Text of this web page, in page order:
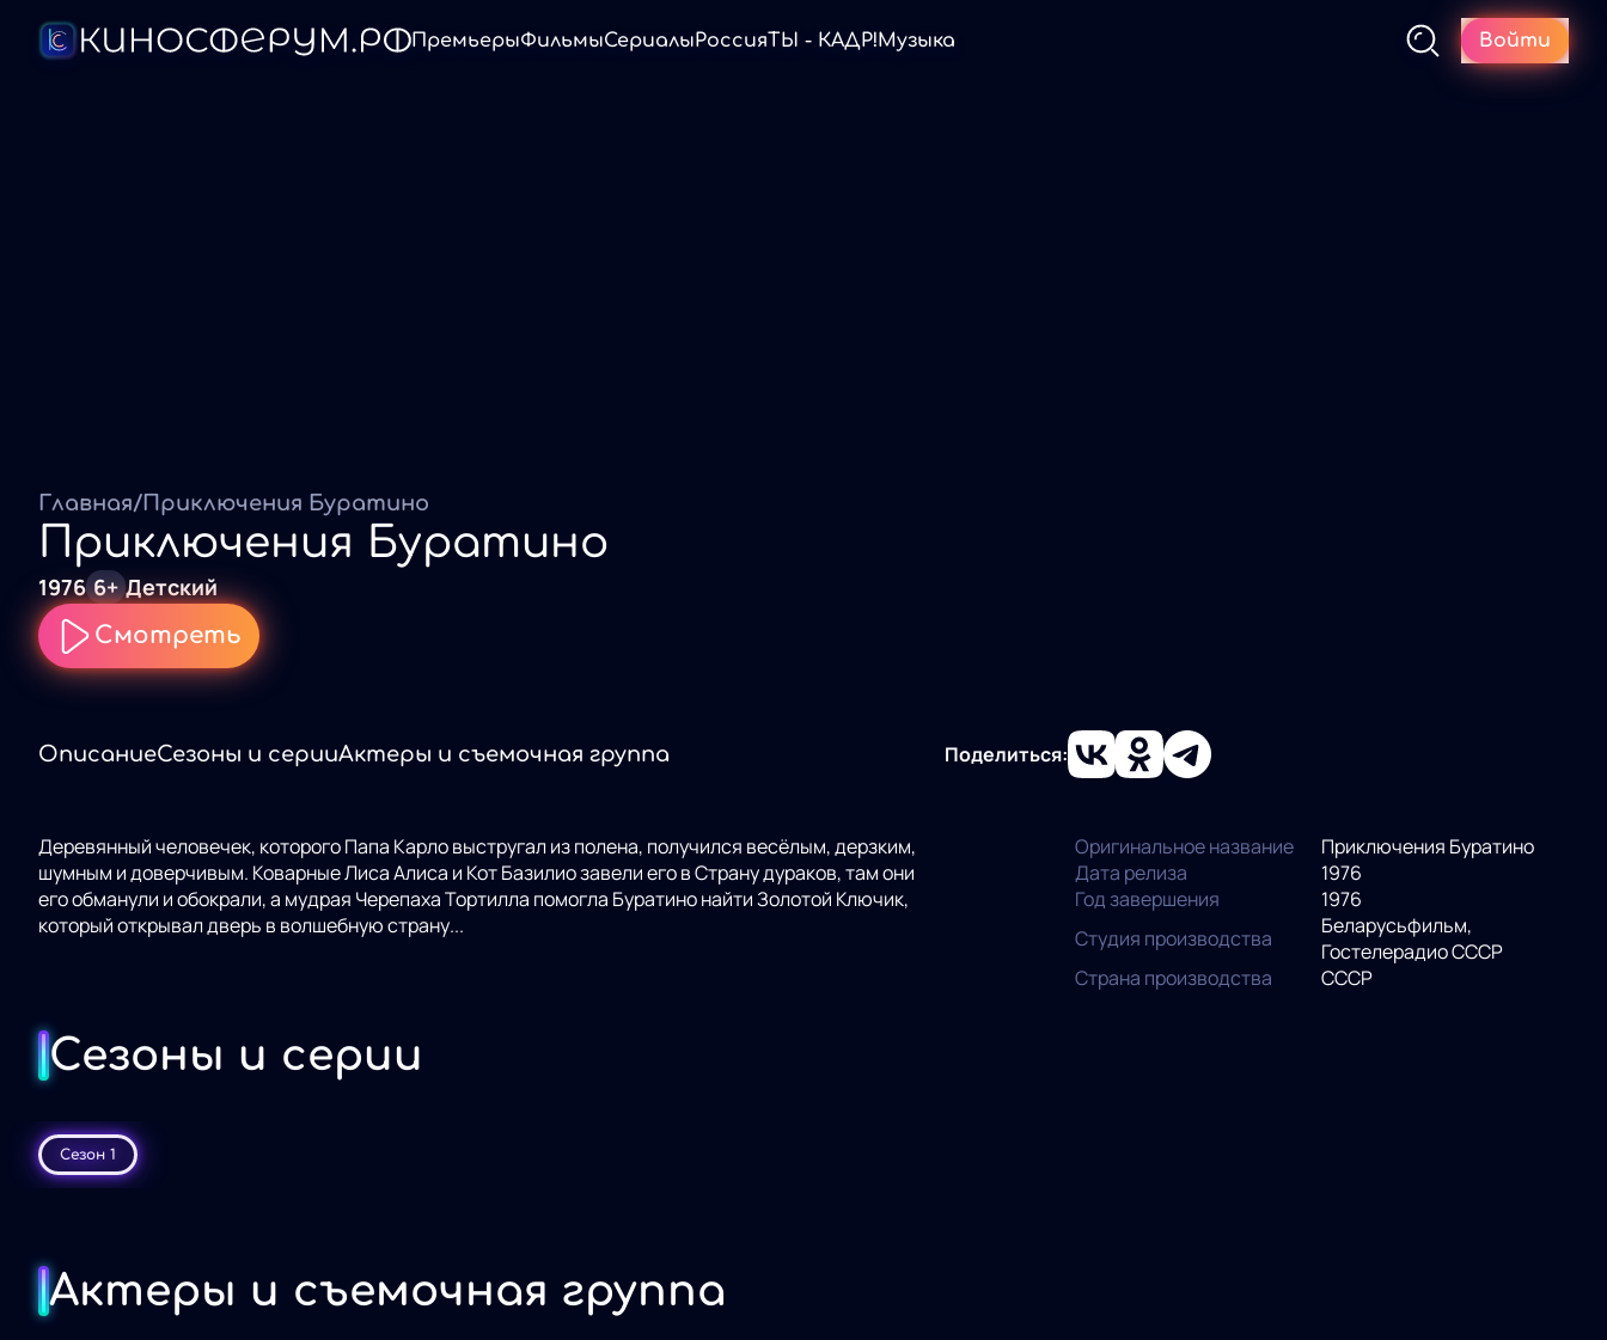
ПремьерыФильмыСериалыРоссияТЫ - КАДР!Музыка Войти
Главная/Приключения Буратино
Приключения Буратино
1976 6+ Детский
Смотреть
ОписаниеСезоны и серииАктеры и съемочная группа
Деревянный человечек, которого Папа Карло выстругал из полена, получился весёлым, дерзким,
шумным и доверчивым. Коварные Лиса Алиса и Кот Базилио завели его в Страну дураков, там они
его обманули и обокрали, а мудрая Черепаха Тортилла помогла Буратино найти Золотой Ключик,
который открывал дверь в волшебную страну...
Оригинальное название
Приключения Буратино
Дата релиза
1976
Год завершения
1976
Студия производства
Беларусьфильм,
Гостелерадио СССР
Страна производства
СССР
Поделиться:
Сезоны и серии
Сезон 1
Актеры и съемочная группа